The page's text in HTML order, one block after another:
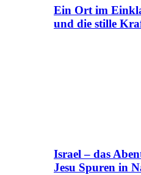
Ein Ort im
und die stille
Israel – das
Jesu Spuren in